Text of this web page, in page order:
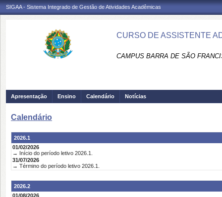
SIGAA - Sistema Integrado de Gestão de Atividades Acadêmicas
CURSO DE ASSISTENTE
CAMPUS BARRA DE SÃO
Apresentação Ensino Calendário Notícias
Calendário
2026.1
01/02/2026
→ Início do período letivo 2026.1.
31/07/2026
→ Término do período letivo 2026.1.
2026.2
01/08/2026